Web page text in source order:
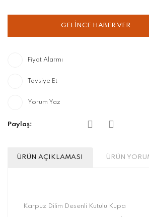
GELİNCE HABER VER
Fiyat Alarmı
Tavsiye Et
Yorum Yaz
Paylaş:
ÜRÜN AÇIKLAMASI ÜRÜN
Karpuz Dilim Desenli Kutulu Kupa